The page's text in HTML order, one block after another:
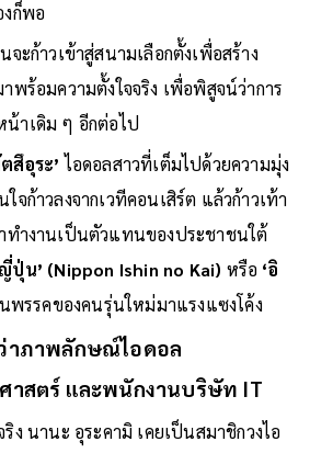
งก็พอ
จะก้าวเข้าสู่สนามเลือกตั้งเพื่อสร้าง
พร้อมความตั้งใจจริง เพื่อพิสูจน์ว่าการ
าเดิม ๆ อีกต่อไป
สึอุระ’ ไอดอลสาวที่เต็มไปด้วยความมุ่ง
จก้าวลงจากเวทีคอนเสิร์ต แล้วก้าวเท้า
ทำงานเป็นตัวแทนของประชาชนใต้
ปุ่น’ (Nippon Ishin no Kai) หรือ ‘อิ
พรรคของคนรุ่นใหม่มาแรงแซงโค้ง
าภาพลักษณ์ไอดอล
าสตร์ และพนักงานบริษัท IT
ง นานะ อุระคามิ เคยเป็นสมาชิกวงไอ